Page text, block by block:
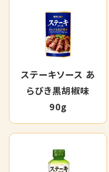
ステーキソース あ
らびき黒胡椒味
90g